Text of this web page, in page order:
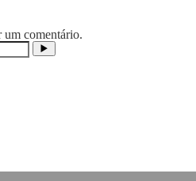
um comentário.